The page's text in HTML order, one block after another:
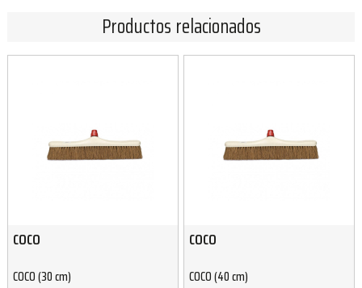
Productos relacionados
COCO
COCO (30 cm)
COCO
COCO (40 cm)